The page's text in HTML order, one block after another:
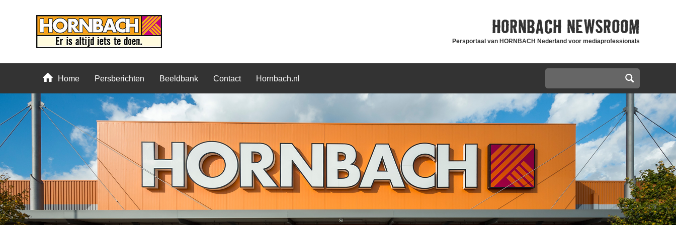
HORNBACH NEWSROOM
Persportaal van HORNBACH Nederland voor mediaprofessionals
Home Persberichten Beeldbank Contact Hornbach.nl